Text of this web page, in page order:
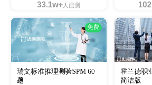
33.1w+人已测
免费
瑞文标准推理测验SPM 60
题
霍兰德职
简洁版